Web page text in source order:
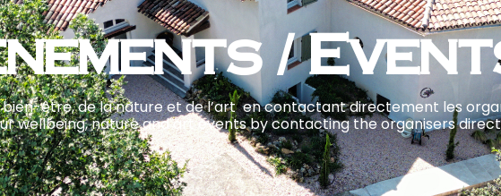
/
être, de la nature et de l’art en contactant directement les
wellbeing, nature and art events by contacting the organisers